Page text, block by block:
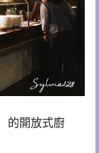
的開放式廚